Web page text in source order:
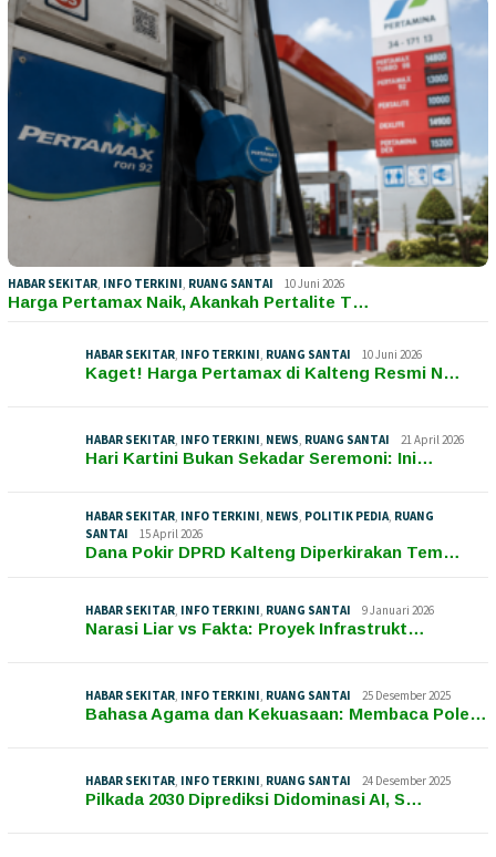
HABAR SEKITAR, INFO TERKINI, RUANG SANTAI 10 Juni 2026
Harga Pertamax Naik, Akankah Pertalite T…
HABAR SEKITAR, INFO TERKINI, RUANG SANTAI 10 Juni 2026
Kaget! Harga Pertamax di Kalteng Resmi N…
HABAR SEKITAR, INFO TERKINI, NEWS, RUANG SANTAI 21 April 2026
Hari Kartini Bukan Sekadar Seremoni: Ini…
HABAR SEKITAR, INFO TERKINI, NEWS, POLITIK PEDIA, RUANG
SANTAI
15 April 2026
Dana Pokir DPRD Kalteng Diperkirakan Tem…
HABAR SEKITAR, INFO TERKINI, RUANG SANTAI 9 Januari 2026
Narasi Liar vs Fakta: Proyek Infrastrukt…
HABAR SEKITAR, INFO TERKINI, RUANG SANTAI 25 Desember 2025
Bahasa Agama dan Kekuasaan: Membaca Pole…
HABAR SEKITAR, INFO TERKINI, RUANG SANTAI 24 Desember 2025
Pilkada 2030 Diprediksi Didominasi AI, S…